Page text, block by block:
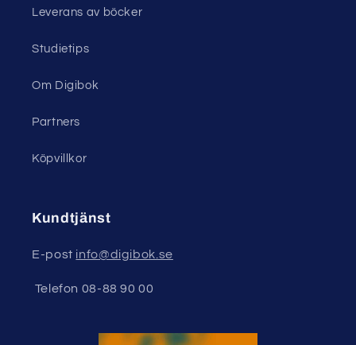
Leverans av böcker
Studietips
Om Digibok
Partners
Köpvillkor
Kundtjänst
E-post info@digibok.se
Telefon 08-88 90 00